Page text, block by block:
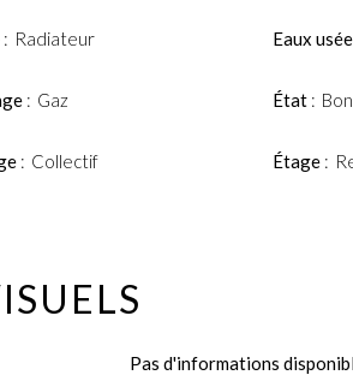
Radiateur
Gaz
Collectif
Eaux
État
Étage
Pas d'informations